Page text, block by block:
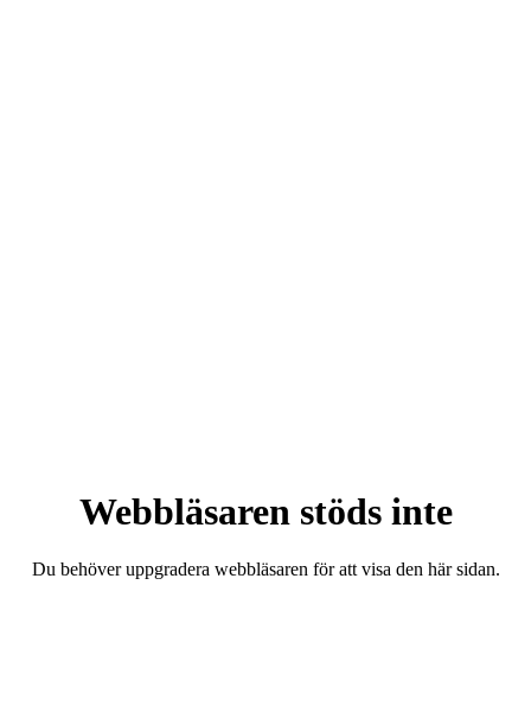
Webbläsaren stöds inte
Du behöver uppgradera webbläsaren för att visa den här sidan.